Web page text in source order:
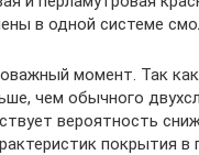
в одной системе
момент. Так
чем обычного
вероятность
покрытия в